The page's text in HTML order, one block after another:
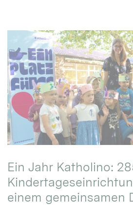
Ein Jahr Katholino:
einem gemeinsamen